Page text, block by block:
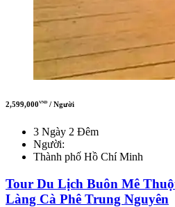
2,599,000VND / Người
3 Ngày 2 Đêm
Người:
Thành phố Hồ Chí Minh
Tour Du Lịch Buôn Mê
Làng Cà Phê Trung Nguyên